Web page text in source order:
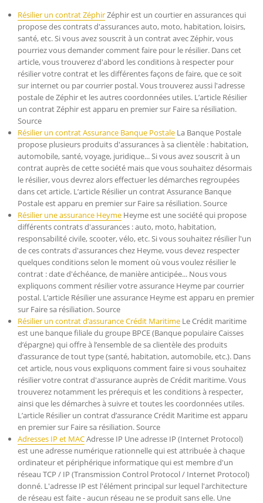
Résilier un contrat ZéphirZéphir est un courtier en assurances qui
propose des contrats d'assurances auto, moto, habitation, loisirs,
santé, etc. Si vous avez souscrit à un contrat avec Zéphir, vous
pourriez vous demander comment faire pour le résilier. Dans cet
article, vous trouverez d'abord les conditions à respecter pour
résilier votre contrat et les différentes façons de faire, que ce soit
sur internet ou par courrier postal. Vous trouverez aussi l'adresse
postale de Zéphir et les autres coordonnées utiles. L’article Résilier
un contrat Zéphir est apparu en premier sur Faire sa résiliation.
Source
Résilier un contrat Assurance Banque Postale La Banque Postale
propose plusieurs produits d'assurances à sa clientèle : habitation,
automobile, santé, voyage, juridique... Si vous avez souscrit à un
contrat auprès de cette société mais que vous souhaitez désormais
le résilier, vous devrez alors effectuer les démarches regroupées
dans cet article. L’article Résilier un contrat Assurance Banque
Postale est apparu en premier sur Faire sa résiliation. Source
Résilier une assurance Heyme Heyme est une société qui propose
différents contrats d'assurances : auto, moto, habitation,
responsabilité civile, scooter, vélo, etc. Si vous souhaitez résilier l'un
de ces contrats d'assurances chez Heyme, vous devez respecter
quelques conditions selon le moment où vous voulez résilier le
contrat : date d'échéance, de manière anticipée... Nous vous
expliquons comment résilier votre assurance Heyme par courrier
postal. L’article Résilier une assurance Heyme est apparu en premier
sur Faire sa résiliation. Source
Résilier un contrat d’assurance Crédit Maritime Le Crédit maritime
est une banque filiale du groupe BPCE (Banque populaire Caisses
d’épargne) qui offre à l’ensemble de sa clientèle des produits
d’assurance de tout type (santé, habitation, automobile, etc.). Dans
cet article, nous vous expliquons comment faire si vous souhaitez
résilier votre contrat d'assurance auprès de Crédit maritime. Vous
trouverez notamment les prérequis et les conditions à respecter,
ainsi que les démarches à suivre et toutes les coordonnées utiles.
L’article Résilier un contrat d’assurance Crédit Maritime est apparu
en premier sur Faire sa résiliation. Source
Adresses IP et MACAdresse IP Une adresse IP (Internet Protocol)
est une adresse numérique rationnelle qui est attribuée à chaque
ordinateur et périphérique informatique qui est membre d'un
réseau TCP / IP (Transmission Control Protocol / Internet Protocol)
donné. L'adresse IP est l'élément principal sur lequel l'architecture
de réseau est faite - aucun réseau ne se produit sans elle. Une